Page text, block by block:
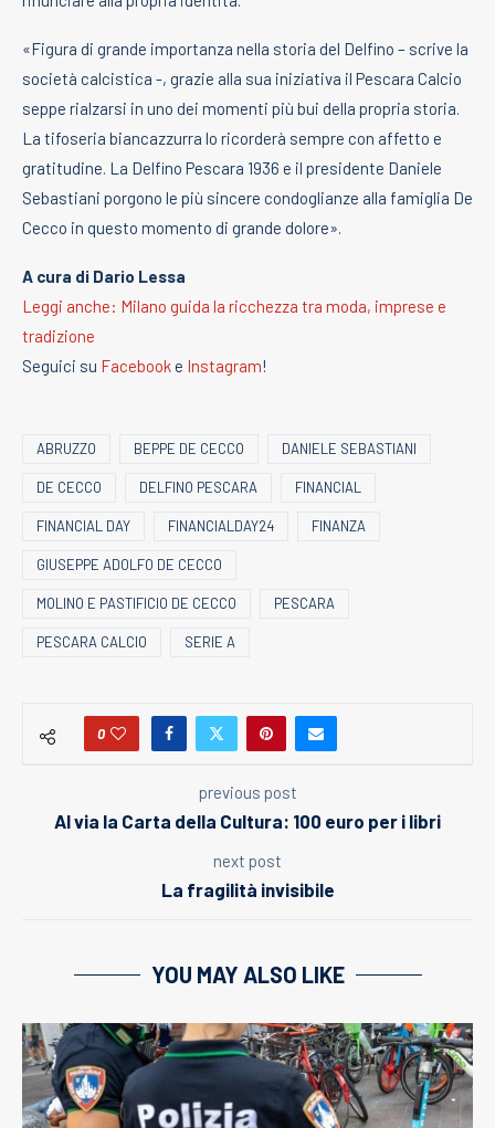
«Figura di grande importanza nella storia del Delfino – scrive la
società calcistica -, grazie alla sua iniziativa il Pescara Calcio
seppe rialzarsi in uno dei momenti più bui della propria storia.
La tifoseria biancazzurra lo ricorderà sempre con affetto e
gratitudine. La Delfino Pescara 1936 e il presidente Daniele
Sebastiani porgono le più sincere condoglianze alla famiglia De
Cecco in questo momento di grande dolore».
A cura di Dario Lessa
Leggi anche: Milano guida la ricchezza tra moda, imprese e
tradizione
Seguici su Facebooke Instagram!
ABRUZZO BEPPE DE CECCO DANIELE SEBASTIANI
DE CECCO DELFINO PESCARA FINANCIAL
FINANCIAL DAY FINANCIALDAY24 FINANZA
GIUSEPPE ADOLFO DE CECCO
MOLINO E PASTIFICIO DE CECCO PESCARA
PESCARA CALCIO SERIE A
0
previous post
Al via la Carta della Cultura: 100 euro per i libri
next post
La fragilità invisibile
YOU MAY ALSO LIKE